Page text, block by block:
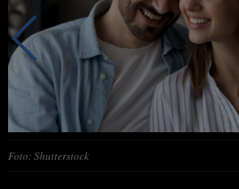
Foto: Shutterstock